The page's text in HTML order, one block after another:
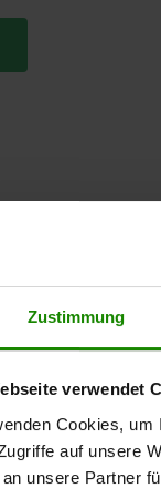
Zustimmung
verwendet
Cookies, um
auf unsere
unsere Partner